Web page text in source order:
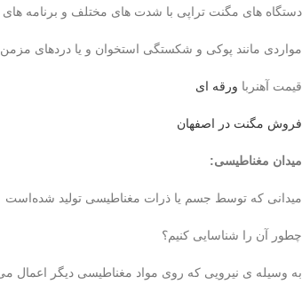
دستگاه های مگنت تراپی با شدت های مختلف و برنامه های
مواردی مانند پوکی و شکستگی استخوان و یا دردهای
قیمت آهنربا ورقه ای
فروش مگنت در اصفهان
میدان مغناطیسی:
میدانی که توسط جسم یا ذرات مغناطیسی تولید شده‌است
چطور آن را شناسایی کنیم؟
به وسیله ی نیرویی که روی مواد مغناطیسی ‌دیگر اعمال